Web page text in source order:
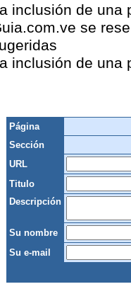
inclusión de una
se
inclusión de una
Página
Sección
URL
Titulo
Descripción
Su nombre
Su e-mail